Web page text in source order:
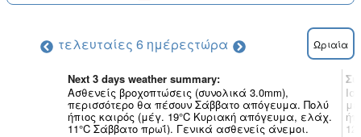
τελευταίες 6 ημέρεςτώρα Ωριαία
Next 3 days weather summary:
Ασθενείς βροχοπτώσεις (συνολικά 3.0mm),
περισσότερο θα πέσουν Σάββατο απόγευμα. Πολύ
ήπιος καιρός (μέγ. 19°C Κυριακή απόγευμα, ελάχ.
11°C Σάββατο πρωΐ). Γενικά ασθενείς άνεμοι.